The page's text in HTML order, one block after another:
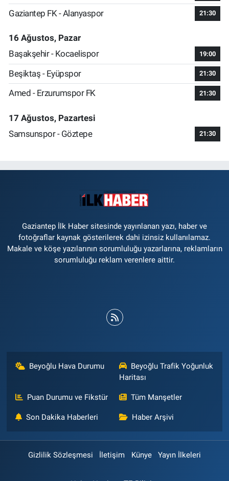
Gaziantep FK - Alanyaspor 21:30
16 Ağustos, Pazar
Başakşehir - Kocaelispor
19:00
Beşiktaş - Eyüpspor 21:30
Amed - Erzurumspor FK 21:30
17 Ağustos, Pazartesi
Samsunspor - Göztepe
21:30
Gaziantep İlk Haber sitesinde yayınlanan yazı, haber ve
fotoğraflar kaynak gösterilerek dahi izinsiz kullanılamaz.
Makale ve köşe yazılarının sorumluluğu yazarlarına, reklamların
sorumluluğu reklam verenlere aittir.
Beyoğlu Hava Durumu
Beyoğlu Trafik Yoğunluk
Haritası
Puan Durumu ve Fikstür Tüm Manşetler
Son Dakika Haberleri Haber Arşivi
Gizlilik Sözleşmesi İletişim Künye Yayın İlkeleri